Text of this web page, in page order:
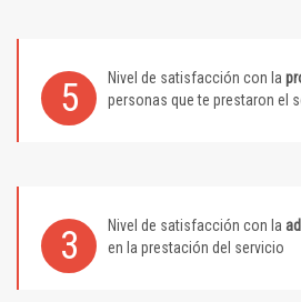
5 Nivel de satisfacción con la
personas que te prestaron el
3 Nivel de satisfacción con la
en la prestación del servicio